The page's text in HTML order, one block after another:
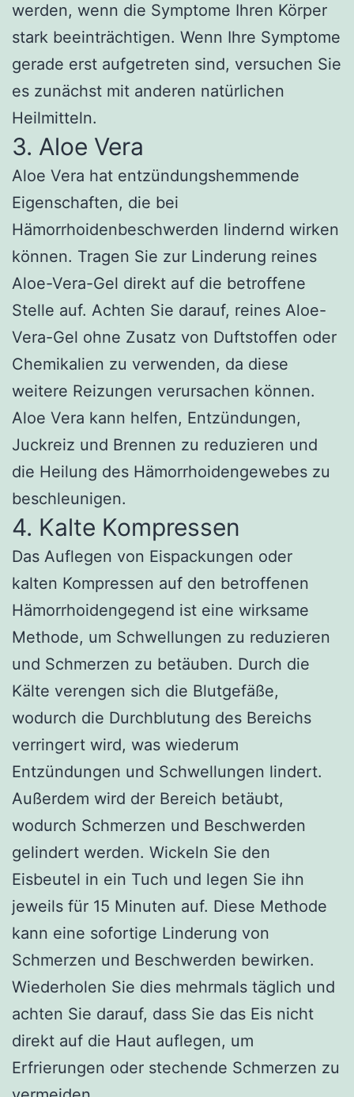
werden, wenn die Symptome Ihren Körper
stark beeinträchtigen. Wenn Ihre Symptome
gerade erst aufgetreten sind, versuchen Sie
es zunächst mit anderen natürlichen
Heilmitteln.
3. Aloe Vera
Aloe Vera hat entzündungshemmende
Eigenschaften, die bei
Hämorrhoidenbeschwerden lindernd wirken
können. Tragen Sie zur Linderung reines
Aloe-Vera-Gel direkt auf die betroffene
Stelle auf. Achten Sie darauf, reines Aloe-
Vera-Gel ohne Zusatz von Duftstoffen oder
Chemikalien zu verwenden, da diese
weitere Reizungen verursachen können.
Aloe Vera kann helfen, Entzündungen,
Juckreiz und Brennen zu reduzieren und
die Heilung des Hämorrhoidengewebes zu
beschleunigen.
4. Kalte Kompressen
Das Auflegen von Eispackungen oder
kalten Kompressen auf den betroffenen
Hämorrhoidengegend ist eine wirksame
Methode, um Schwellungen zu reduzieren
und Schmerzen zu betäuben. Durch die
Kälte verengen sich die Blutgefäße,
wodurch die Durchblutung des Bereichs
verringert wird, was wiederum
Entzündungen und Schwellungen lindert.
Außerdem wird der Bereich betäubt,
wodurch Schmerzen und Beschwerden
gelindert werden. Wickeln Sie den
Eisbeutel in ein Tuch und legen Sie ihn
jeweils für 15 Minuten auf. Diese Methode
kann eine sofortige Linderung von
Schmerzen und Beschwerden bewirken.
Wiederholen Sie dies mehrmals täglich und
achten Sie darauf, dass Sie das Eis nicht
direkt auf die Haut auflegen, um
Erfrierungen oder stechende Schmerzen zu